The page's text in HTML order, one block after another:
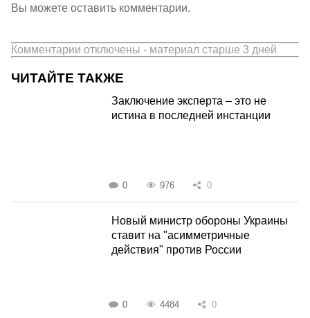
Вы можете оставить комментарии.
Комментарии отключены - материал старше 3 дней
ЧИТАЙТЕ ТАКЖЕ
Заключение эксперта – это не
истина в последней инстанции
0 976 0
Новый министр обороны Украины
ставит на "асимметричные
действия" против России
0 4484 0